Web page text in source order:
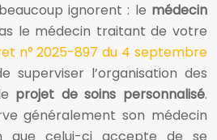
ignorent : le médecin
le médecin traitant de votre
n° 2025-897 du 4 septembre
superviser l’organisation des
projet de soins personnalisé.
généralement son médecin